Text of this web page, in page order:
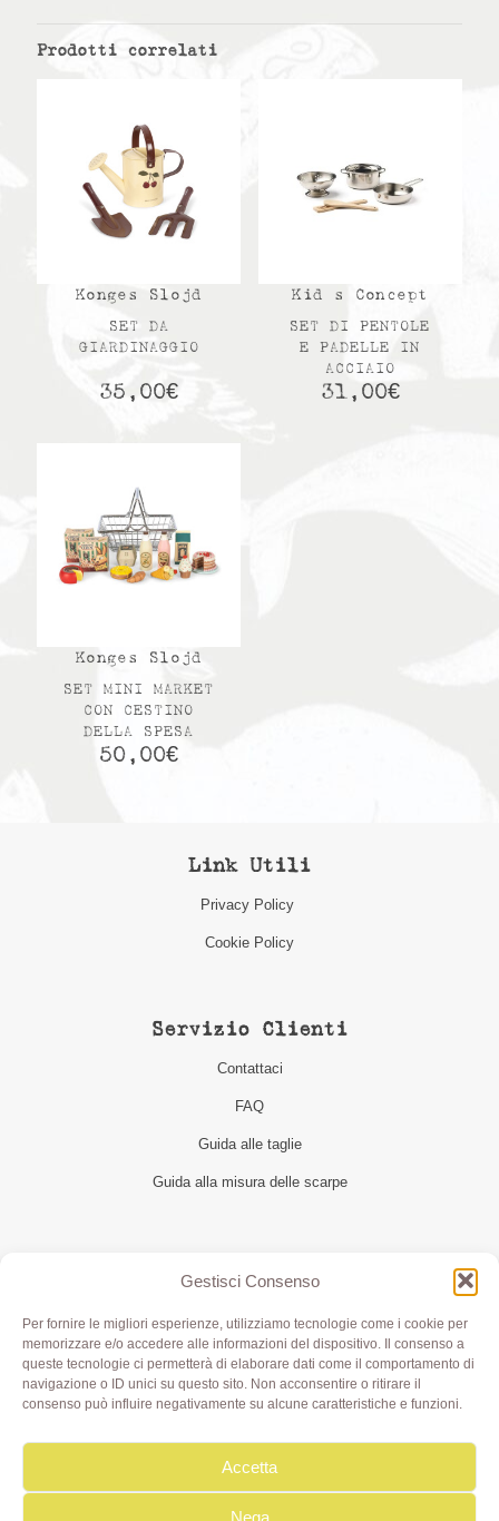
Gestisci Consenso
Per fornire le migliori esperienze, utilizziamo tecnologie come i cookie per
memorizzare e/o accedere alle informazioni del dispositivo. Il consenso a
queste tecnologie ci permetterà di elaborare dati come il comportamento di
navigazione o ID unici su questo sito. Non acconsentire o ritirare il
consenso può influire negativamente su alcune caratteristiche e funzioni.
Accetta
Nega
Prodotti correlati
Konges Slojd
SET DA
GIARDINAGGIO
35,00€
Kid s Concept
SET DI PENTOLE
E PADELLE IN
ACCIAIO
31,00€
Konges Slojd
SET MINI MARKET
CON CESTINO
DELLA SPESA
50,00€
Link Utili
Privacy Policy
Cookie Policy
Servizio Clienti
Contattaci
FAQ
Guida alle taglie
Guida alla misura delle scarpe
Seguici
Olivia di Aimi Roberta | Borgo XX Marzo 6/c Parma | P.IVA
IT02499000343 - REA PR 245283 | © 2020 Olivialab. All
Rights Reserved.